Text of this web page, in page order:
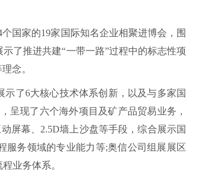
国家的19家国际知名企业相聚进博会，围
了推进共建“一带一路”过程中的标志性项
念。
了6大核心技术体系创新，以及与多家国
呈现了六个海外项目及矿产品贸易业务，
屏幕、2.5D墙上沙盘等手段，综合展示国
服务领域的专业能力等;奥信公司组展展区
业务体系。